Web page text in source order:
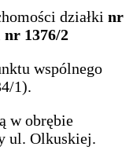
działki nr
nr 1376/2
wspólnego
1).
w obrębie
ul. Olkuskiej.